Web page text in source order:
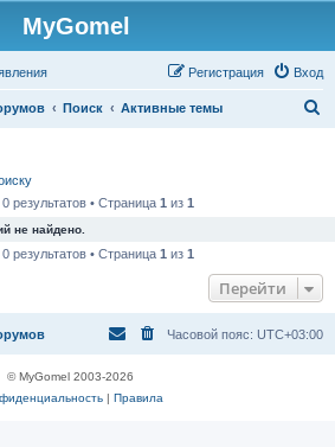
MyGomel
Вход
Регистрация
Поиск Активные темы
результатов • Страница 1 из 1
не найдено.
результатов • Страница 1 из 1
Перейти
Часовой пояс: UTC+03:00
© MyGomel 2003-2026
| Правила